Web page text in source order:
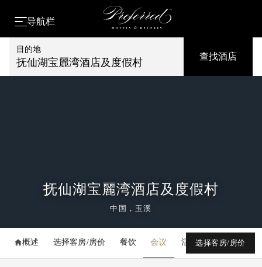
导航栏
目的地
抚仙湖宝麗湾酒店及度假村
查找酒店
抚仙湖宝麗湾酒店及度假村
中国，玉溪
概述 选择客房/房价 餐饮 会议 活动 媒体库
选择客房/房价